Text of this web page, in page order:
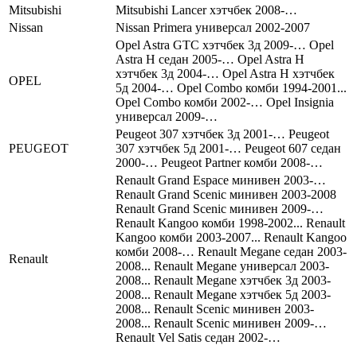
Mitsubishi
Mitsubishi Lancer хэтчбек 2008-…
Nissan
Nissan Primera универсал 2002-2007
OPEL
Opel Astra GTC хэтчбек 3д 2009-… Opel
Astra Н седан 2005-… Opel Astra Н
хэтчбек 3д 2004-… Opel Astra Н хэтчбек
5д 2004-… Opel Combo комби 1994-2001...
Opel Combo комби 2002-… Opel Insignia
универсал 2009-…
PEUGEOT
Peugeot 307 хэтчбек 3д 2001-… Peugeot
307 хэтчбек 5д 2001-… Peugeot 607 седан
2000-… Peugeot Partner комби 2008-…
Renault
Renault Grand Espace минивен 2003-…
Renault Grand Scenic минивен 2003-2008
Renault Grand Scenic минивен 2009-…
Renault Kangoo комби 1998-2002... Renault
Kangoo комби 2003-2007... Renault Kangoo
комби 2008-… Renault Megane седан 2003-
2008... Renault Megane универсал 2003-
2008... Renault Megane хэтчбек 3д 2003-
2008... Renault Megane хэтчбек 5д 2003-
2008... Renault Scenic минивен 2003-
2008... Renault Scenic минивен 2009-…
Renault Vel Satis седан 2002-…